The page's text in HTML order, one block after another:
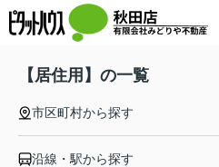
【居住用】の一覧
市区町村から探す
沿線・駅から探す